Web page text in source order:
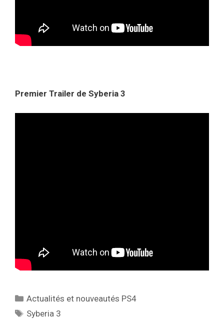
Premier Trailer de Syberia 3
Catégories
Actualités et nouveautés PS4
Étiquettes
Syberia 3